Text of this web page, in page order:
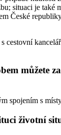
situaci je také
České
cestovní
můžete
spojením s
životní